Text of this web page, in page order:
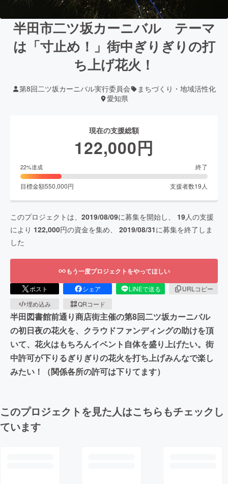
半田市二ツ坂カーニバル テーマ
は「寸止め！」街中ぎりぎりの打
ち上げ花火！
第8回二ツ坂カーニバル実行委員会
まちづくり・地域活性化
愛知県
現在の支援総額
122,000円
22%達成 終了
目標金額550,000円 支援者数19人
このプロジェクトは、 2019/08/09に募集を開始し、 19人の支援
により 122,000円の資金を集め、 2019/08/31に募集を終了しま
した
もう一度プロジェクトをやってほしい
ポスト シェア LINEで送る
URLコピー
埋め込み
QRコード
半田図書館前通り商店街主催の第8回二ツ坂カーニバル
の初日夜の花火を、クラウドファンディングの助けを頂
いて、花火はもちろんイベント自体を盛り上げたい。街
中許可が下りるぎりぎりの花火を打ち上げみんなで楽し
みたい！（関係各所の許可は下りてます）
このプロジェクトを見た人はこちらもチェックし
ています